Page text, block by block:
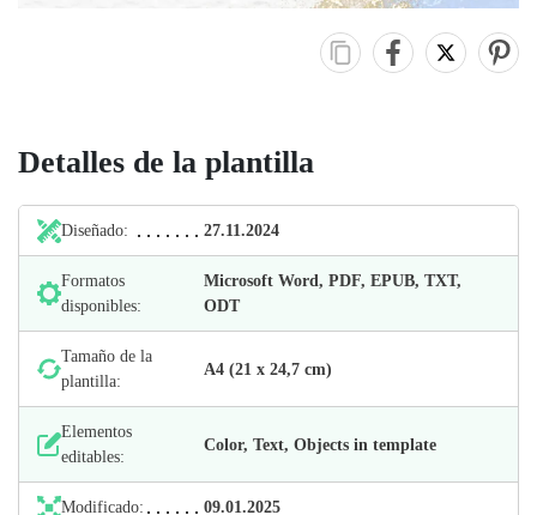
Detalles de la plantilla
Diseñado: 27.11.2024
Formatos
disponibles:
Microsoft Word, PDF, EPUB, TXT,
ODT
Tamaño de la
plantilla:
А4 (21 х 24,7 cm)
Elementos
editables:
Color, Text, Objects in template
Modificado: 09.01.2025